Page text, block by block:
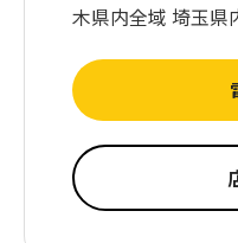
木県内全域 埼玉県